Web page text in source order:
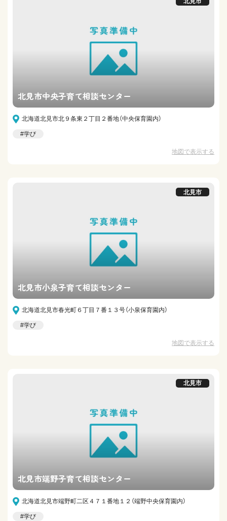
北見市中央子育て相談センター
北海道北見市北９条東２丁目２番地（中央保育園内）
#学び
地図で表示する
北見市
北見市小泉子育て相談センター
北海道北見市春光町６丁目７番１３号（小泉保育園内）
#学び
地図で表示する
北見市
北見市端野子育て相談センター
北海道北見市端野町二区４７１番地１２（端野中央保育園内）
#学び